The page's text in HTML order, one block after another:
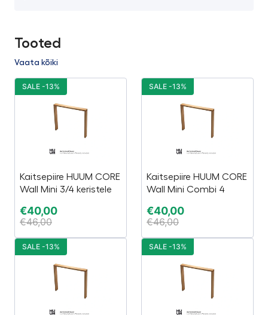
Tooted
Vaata kõiki
Kaitsepiire HUUM CORE
Wall Mini 3/4 keristele
€40,00
€46,00
SALE -13%
Kaitsepiire HUUM CORE
Wall Mini Combi 4
€40,00
€46,00
SALE -13%
SALE -13% SALE -13%